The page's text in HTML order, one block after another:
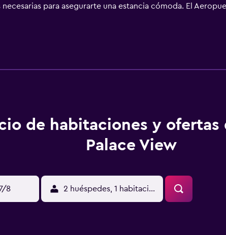
para asegurarte una estancia cómoda. El
de habitaciones y ofertas
Palace View
8 2 huéspedes, 1 habitación